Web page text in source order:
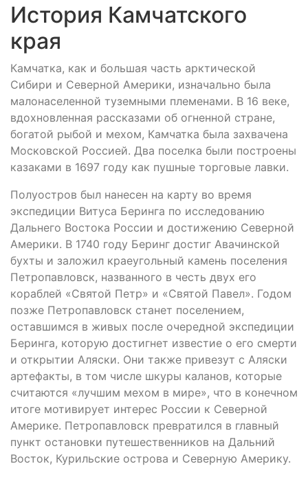
История Камчатского
края
Камчатка, как и большая часть арктической
Сибири и Северной Америки, изначально была
малонаселенной туземными племенами. В 16 веке,
вдохновленная рассказами об огненной стране,
богатой рыбой и мехом, Камчатка была захвачена
Московской Россией. Два поселка были построены
казаками в 1697 году как пушные торговые лавки.
Полуостров был нанесен на карту во время
экспедиции Витуса Беринга по исследованию
Дальнего Востока России и достижению Северной
Америки. В 1740 году Беринг достиг Авачинской
бухты и заложил краеугольный камень поселения
Петропавловск, названного в честь двух его
кораблей «Святой Петр» и «Святой Павел». Годом
позже Петропавловск станет поселением,
оставшимся в живых после очередной экспедиции
Беринга, которую достигнет известие о его смерти
и открытии Аляски. Они также привезут с Аляски
артефакты, в том числе шкуры каланов, которые
считаются «лучшим мехом в мире», что в конечном
итоге мотивирует интерес России к Северной
Америке. Петропавловск превратился в главный
пункт остановки путешественников на Дальний
Восток, Курильские острова и Северную Америку.